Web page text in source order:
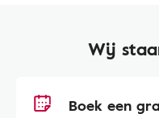
Wij
Boek een